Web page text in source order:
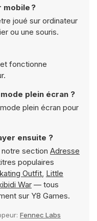
mobile ?
joué sur ordinateur
ou une souris.
fonctionne
plein écran ?
plein écran pour
ensuite ?
section Adresse
populaires
Outfit, Little
War — tous
sur Y8 Games.
Fennec Labs